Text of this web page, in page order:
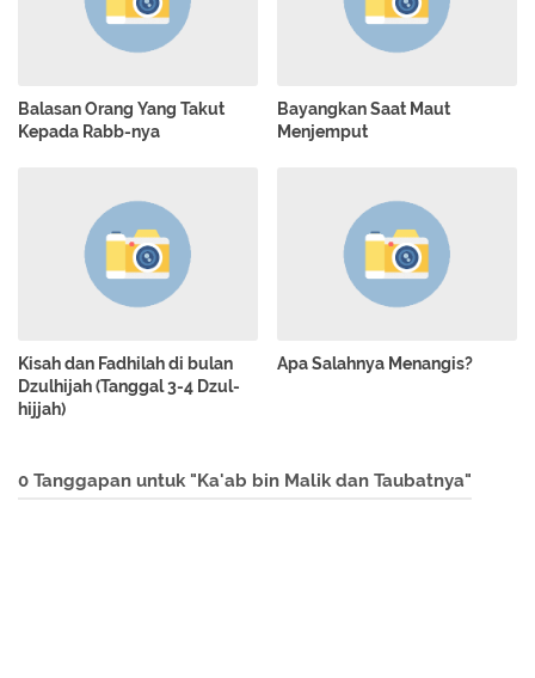
Balasan Orang Yang Takut
Kepada Rabb-nya
Bayangkan Saat Maut
Menjemput
Kisah dan Fadhilah di bulan
Dzulhijah (Tanggal 3-4 Dzul-
hijjah)
Apa Salahnya Menangis?
0 Tanggapan untuk "Ka'ab bin Malik dan Taubatnya"